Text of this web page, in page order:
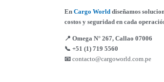
En Cargo Worlddiseñamos
costos y seguridad en cada
📍 Omega N° 267, Callao 07006
📞 +51 (1) 719 5560
📧 contacto@cargoworld.com.pe